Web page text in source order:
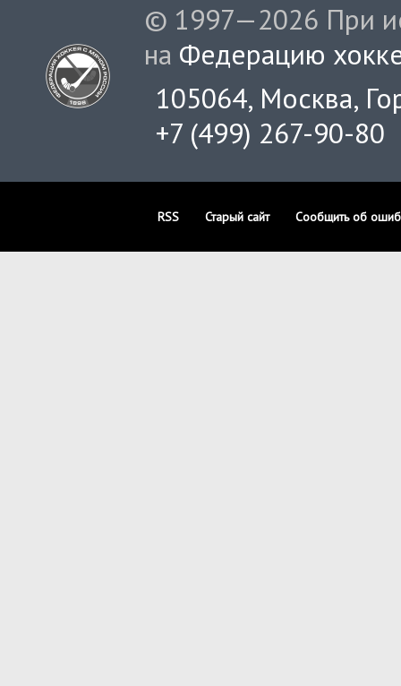
© 1997—2026 При
на Федерацию
105064, Москва,
+7 (499) 267-90-80
RSS Старый сайт Сообщить об